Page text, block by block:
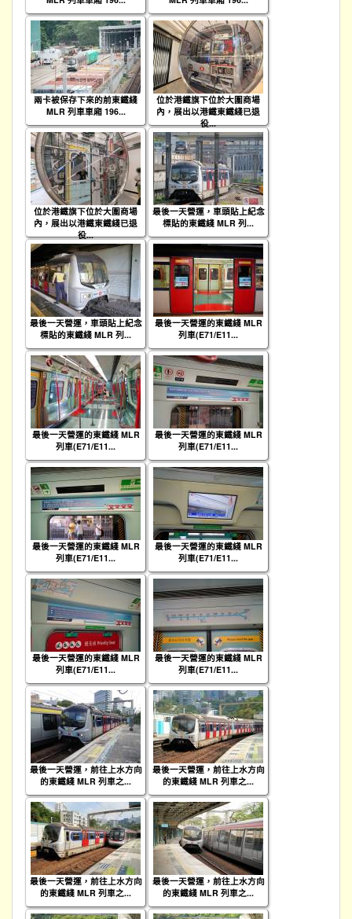
兩卡被保存下來的前東鐵綫
MLR 列車車廂 196...
位於港鐵旗下位於大圍商場
內，展出以港鐵東鐵綫已退
役...
位於港鐵旗下位於大圍商場
內，展出以港鐵東鐵綫已退
役...
最後一天營運，車頭貼上紀念
標貼的東鐵綫 MLR 列...
最後一天營運，車頭貼上紀念
標貼的東鐵綫 MLR 列...
最後一天營運的東鐵綫 MLR
列車(E71/E11...
最後一天營運的東鐵綫 MLR
列車(E71/E11...
最後一天營運的東鐵綫 MLR
列車(E71/E11...
最後一天營運的東鐵綫 MLR
列車(E71/E11...
最後一天營運的東鐵綫 MLR
列車(E71/E11...
最後一天營運的東鐵綫 MLR
列車(E71/E11...
最後一天營運的東鐵綫 MLR
列車(E71/E11...
最後一天營運，前往上水方向
的東鐵綫 MLR 列車之...
最後一天營運，前往上水方向
的東鐵綫 MLR 列車之...
最後一天營運，前往上水方向
的東鐵綫 MLR 列車之...
最後一天營運，前往上水方向
的東鐵綫 MLR 列車之...